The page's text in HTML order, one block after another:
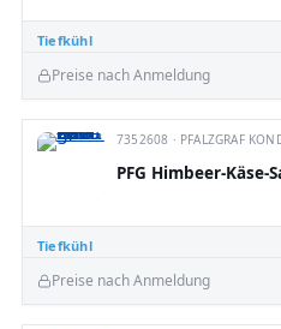
Tiefkühl
Preise nach Anmeldung
Tiefkühl
7352608 · PFALZGRAF
PFG Himbeer-
Preise nach Anmeldung